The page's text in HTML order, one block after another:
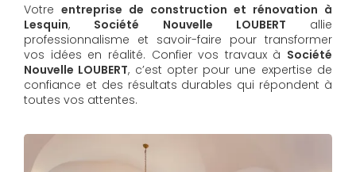
Votre entreprise de construction et rénovation à
Lesquin, Société Nouvelle LOUBERT allie
professionnalisme et savoir-faire pour transformer
vos idées en réalité. Confier vos travaux à Société
Nouvelle LOUBERT, c’est opter pour une expertise de
confiance et des résultats durables qui répondent à
toutes vos attentes.